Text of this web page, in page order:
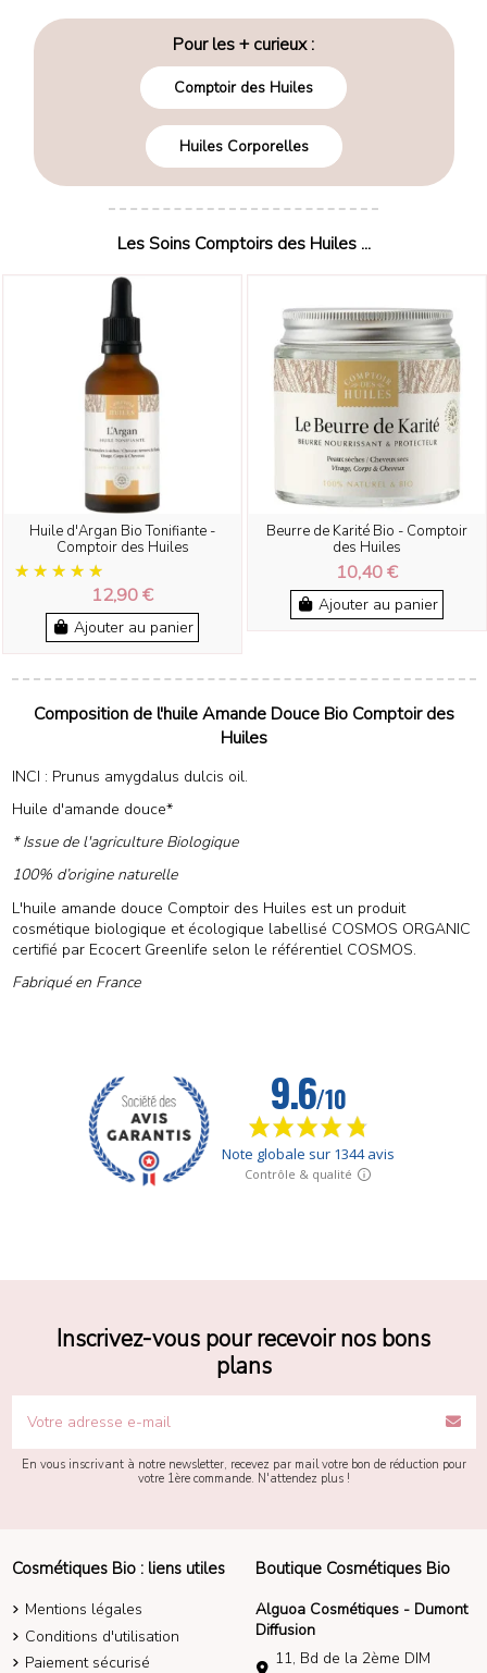
Pour les + curieux :
Comptoir des Huiles
Huiles Corporelles
Les Soins Comptoirs des Huiles ...
Huile d'Argan Bio Tonifiante -
Comptoir des Huiles
12,90 €
Ajouter au panier
Beurre de Karité Bio - Comptoir
des Huiles
10,40 €
Ajouter au panier
Composition de l'huile Amande Douce Bio Comptoir des
Huiles
INCI : Prunus amygdalus dulcis oil.
Huile d'amande douce*
* Issue de l'agriculture Biologique
100% d’origine naturelle
L'huile amande douce Comptoir des Huiles est un produit
cosmétique biologique et écologique labellisé COSMOS ORGANIC
certifié par Ecocert Greenlife selon le référentiel COSMOS.
Fabriqué en France
Inscrivez-vous pour recevoir nos bons
plans
En vous inscrivant à notre newsletter, recevez par mail votre bon de réduction pour
votre 1ère commande. N'attendez plus !
Cosmétiques Bio : liens utiles
Mentions légales
Conditions d'utilisation
Paiement sécurisé
Boutique Cosmétiques Bio
Alguoa Cosmétiques - Dumont
Diffusion
11, Bd de la 2ème DIM